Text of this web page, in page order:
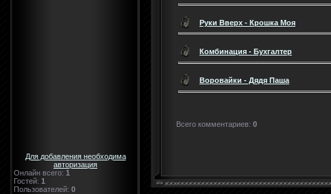
Для добавления необходима
авторизация
Онлайн всего: 1
Гостей: 1
Пользователей: 0
Руки Вверх - Крошка Моя
Комбинация - Бухгалтер
Воровайки - Дядя Паша
Всего комментариев: 0